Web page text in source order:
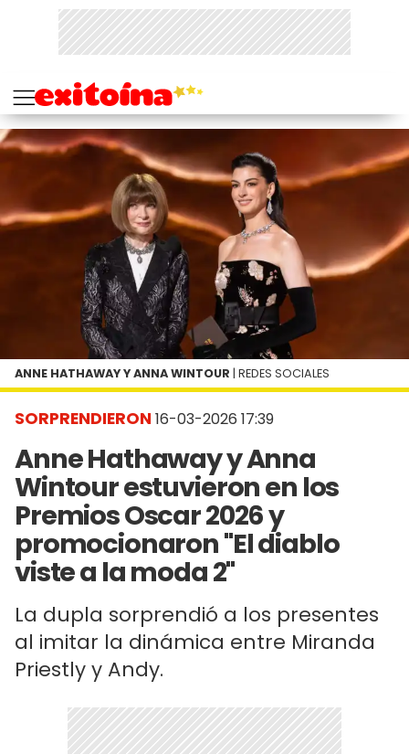
SORPRENDIERON 16-03-2026 17:39
Anne Hathaway y Anna
Wintour estuvieron en los
Premios Oscar 2026 y
promocionaron "El diablo
viste a la moda 2"
La dupla sorprendió a los presentes
al imitar la dinámica entre Miranda
Priestly y Andy.
ANNE HATHAWAY Y ANNA WINTOUR | REDES SOCIALES